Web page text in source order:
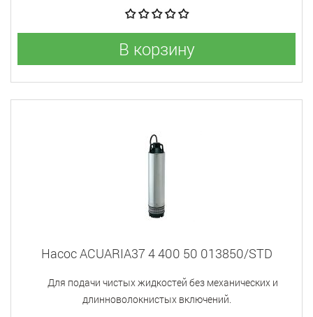
В корзину
Насос ACUARIA37 4 400 50 013850/STD
Для подачи чистых жидкостей без механических и
длинноволокнистых включений.